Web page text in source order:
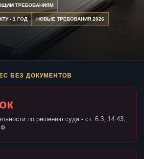
ТРЕБОВАНИЯМ
- 1 ГОД НОВЫЕ ТРЕБОВАНИЯ 2026
БЕЗ ДОКУМЕНТОВ
по решению суда - ст. 6.3, 14.43,